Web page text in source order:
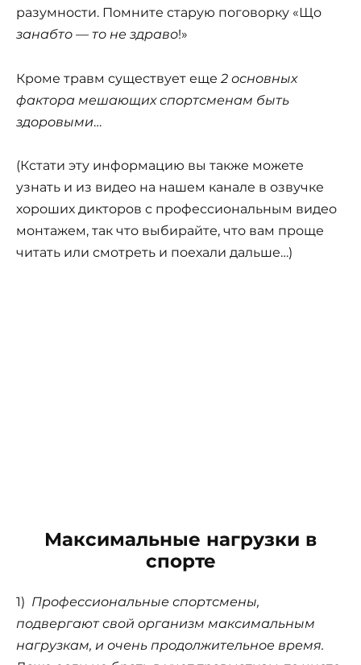
разумности. Помните старую поговорку «Що
занабто — то не здраво!»
Кроме травм существует еще 2 основных
фактора мешающих спортсменам быть
здоровыми…
(Кстати эту информацию вы также можете
узнать и из видео на нашем канале в озвучке
хороших дикторов с профессиональным видео
монтажем, так что выбирайте, что вам проще
читать или смотреть и поехали дальше…)
Максимальные нагрузки в
спорте
1) Профессиональные спортсмены,
подвергают свой организм максимальным
нагрузкам, и очень продолжительное время.